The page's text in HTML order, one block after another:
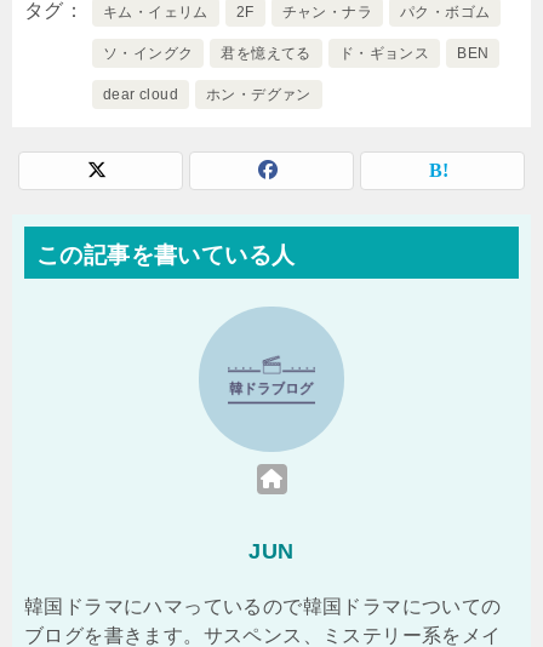
タグ キム・イェリム 2F チャン・ナラ パク・ボゴム
ソ・イングク 君を憶えてる ド・ギョンス BEN
dear cloud ホン・デグァン
この記事を書いている人
JUN
韓国ドラマにハマっているので韓国ドラマについての
ブログを書きます。サスペンス、ミステリー系をメイ